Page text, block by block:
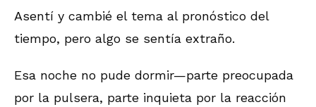
Asentí y cambié el tema al pronóstico del
tiempo, pero algo se sentía extraño.
Esa noche no pude dormir—parte preocupada
por la pulsera, parte inquieta por la reacción